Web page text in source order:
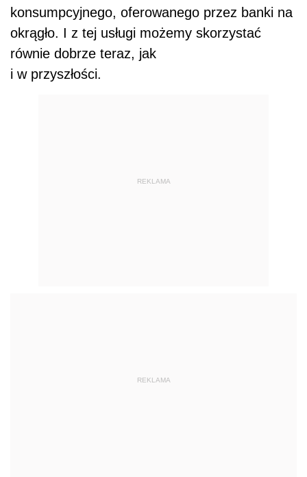
konsumpcyjnego, oferowanego przez banki na
okrągło. I z tej usługi możemy skorzystać
równie dobrze teraz, jak
i w przyszłości.
REKLAMA
REKLAMA